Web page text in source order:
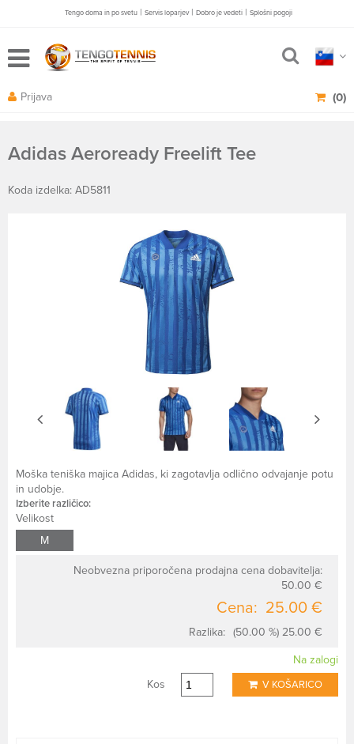
Tengo doma in po svetu | Servis loparjev | Dobro je vedeti | Splošni pogoji
(0)
Prijava
Adidas Aeroready Freelift Tee
Koda izdelka: AD5811
Moška teniška majica Adidas, ki zagotavlja odlično odvajanje potu
in udobje.
Izberite različico:
Velikost
M
Neobvezna priporočena prodajna cena dobavitelja:
50.00 €
Cena: 25.00 €
Razlika: (50.00 %) 25.00 €
Na zalogi
Kos
V KOŠARICO